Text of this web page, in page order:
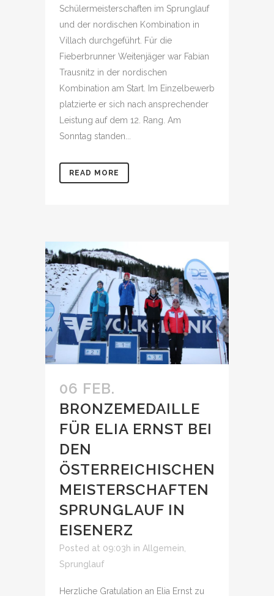
Schülermeisterschaften im Sprunglauf
und der nordischen Kombination in
Villach durchgeführt. Für die
Fieberbrunner Weitenjäger war Fabian
Trausnitz in der nordischen
Kombination am Start. Im Einzelbewerb
platzierte er sich nach ansprechender
Leistung auf dem 12. Rang. Am
Sonntag standen...
READ MORE
06 FEB.
BRONZEMEDAILLE
FÜR ELIA ERNST BEI
DEN
ÖSTERREICHISCHEN
MEISTERSCHAFTEN
SPRUNGLAUF IN
EISENERZ
Posted at 09:03h in Allgemein
Sprunglauf
Herzliche Gratulation an Elia Ernst zu